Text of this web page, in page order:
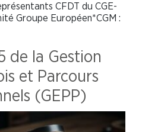
CFDT du CGE-
Groupe Européen*CGM :
de la Gestion
et Parcours
(GEPP)